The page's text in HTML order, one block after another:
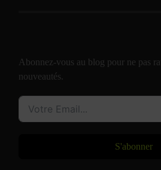
Abonnez-vous au blog pour ne pas
nouveautés.
S'abonner